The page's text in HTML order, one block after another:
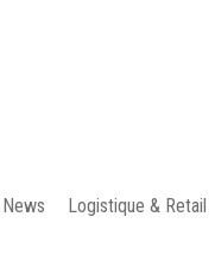
Logistique & Retail